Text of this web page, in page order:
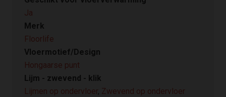
Ja
Merk
Floorlife
Vloermotief/Design
Hongaarse punt
Lijm - zwevend - klik
Lijmen op ondervloer, Zwevend op ondervloer